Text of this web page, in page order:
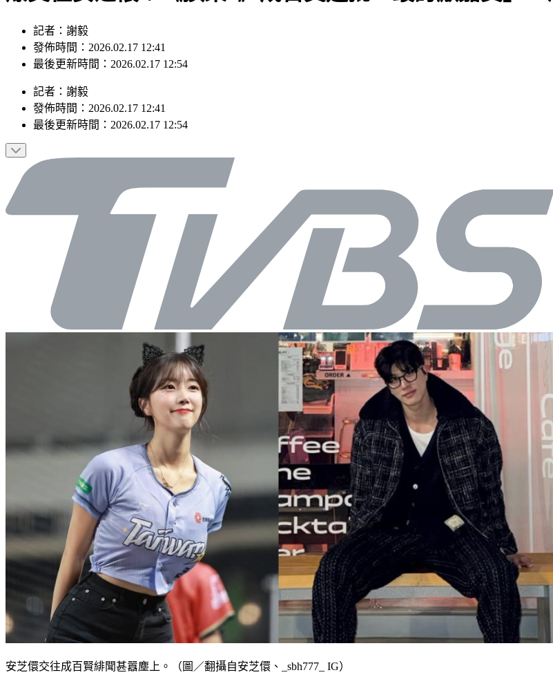
記者：謝毅
發佈時間：2026.02.17 12:41
最後更新時間：2026.02.17 12:54
記者 ： 謝毅
發佈時間： 2026.02.17 12:41
最後更新時間： 2026.02.17 12:54
安芝儇交往成百賢緋聞甚囂塵上。（圖／翻攝自安芝儇、_sbh777_ IG）